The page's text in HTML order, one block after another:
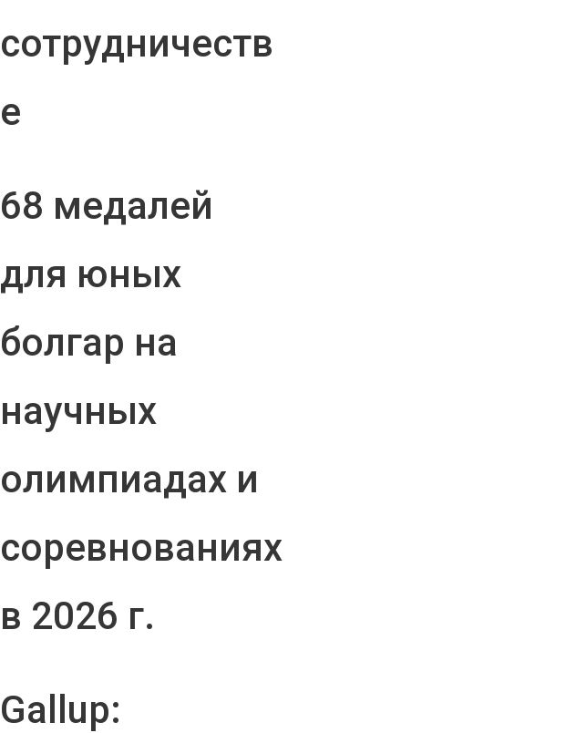
сотрудничеств
е
68 медалей
для юных
болгар на
научных
олимпиадах и
соревнованиях
в 2026 г.
Gallup: